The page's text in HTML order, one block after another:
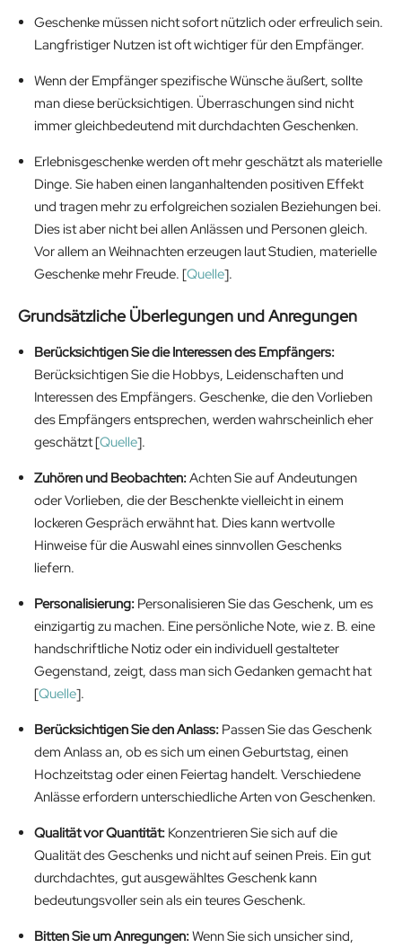
Geschenke müssen nicht sofort nützlich oder erfreulich sein.
Langfristiger Nutzen ist oft wichtiger für den Empfänger.
Wenn der Empfänger spezifische Wünsche äußert, sollte
man diese berücksichtigen. Überraschungen sind nicht
immer gleichbedeutend mit durchdachten Geschenken.
Erlebnisgeschenke werden oft mehr geschätzt als materielle
Dinge. Sie haben einen langanhaltenden positiven Effekt
und tragen mehr zu erfolgreichen sozialen Beziehungen bei.
Dies ist aber nicht bei allen Anlässen und Personen gleich.
Vor allem an Weihnachten erzeugen laut Studien, materielle
Geschenke mehr Freude. [Quelle].
Grundsätzliche Überlegungen und Anregungen
Berücksichtigen Sie die Interessen des Empfängers:
Berücksichtigen Sie die Hobbys, Leidenschaften und
Interessen des Empfängers. Geschenke, die den Vorlieben
des Empfängers entsprechen, werden wahrscheinlich eher
geschätzt [Quelle].
Zuhören und Beobachten:Achten Sie auf Andeutungen
oder Vorlieben, die der Beschenkte vielleicht in einem
lockeren Gespräch erwähnt hat. Dies kann wertvolle
Hinweise für die Auswahl eines sinnvollen Geschenks
liefern.
Personalisierung: Personalisieren Sie das Geschenk, um es
einzigartig zu machen. Eine persönliche Note, wie z. B. eine
handschriftliche Notiz oder ein individuell gestalteter
Gegenstand, zeigt, dass man sich Gedanken gemacht hat
[Quelle].
Berücksichtigen Sie den Anlass: Passen Sie das Geschenk
dem Anlass an, ob es sich um einen Geburtstag, einen
Hochzeitstag oder einen Feiertag handelt. Verschiedene
Anlässe erfordern unterschiedliche Arten von Geschenken.
Qualität vor Quantität: Konzentrieren Sie sich auf die
Qualität des Geschenks und nicht auf seinen Preis. Ein gut
durchdachtes, gut ausgewähltes Geschenk kann
bedeutungsvoller sein als ein teures Geschenk.
Bitten Sie um Anregungen:Wenn Sie sich unsicher sind,